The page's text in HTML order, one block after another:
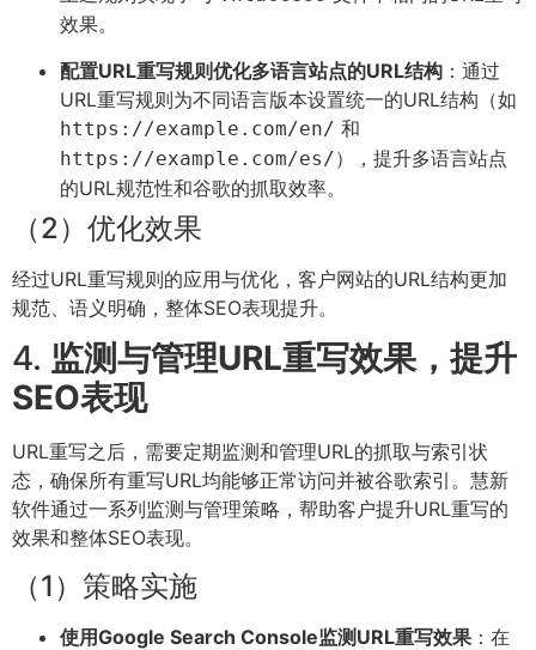
效果。
配置URL重写规则优化多语言站点的URL结构 ：通过
URL重写规则为不同语言版本设置统一的URL结构（如
https://example.com/en/ 和
https://example.com/es/），提升多语言站点
的URL规范性和谷歌的抓取效率。
（2）优化效果
经过URL重写规则的应用与优化，客户网站的URL结构更加
规范、语义明确，整体SEO表现提升。
4. 监测与管理URL重写效果，提升
SEO表现
URL重写之后，需要定期监测和管理URL的抓取与索引状
态，确保所有重写URL均能够正常访问并被谷歌索引。慧新
软件通过一系列监测与管理策略，帮助客户提升URL重写的
效果和整体SEO表现。
（1）策略实施
使用Google Search Console监测URL重写效果 ：在